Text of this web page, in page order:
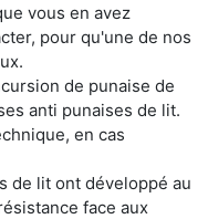
vous en avez
pour qu'une de nos
de punaise de
anti punaises de lit.
en cas
de lit ont développé au
face aux